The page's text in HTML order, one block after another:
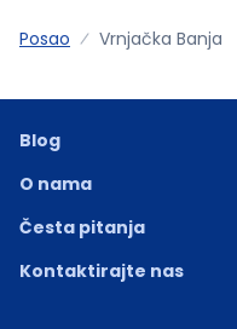
Posao Vrnjačka Banja
Blog
O nama
Česta pitanja
Kontaktirajte nas